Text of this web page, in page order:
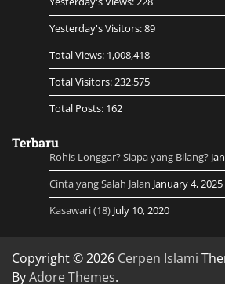
Yesterday's Visitors:89
Total Views: 1,008,418
Total Visitors:232,575
Total Posts: 162
Terbaru
Rohis Longgar? Siapa yang Bilang?
Cinta yang Salah Jalan January 4, 2025
Kasawari (18) July 10, 2020
Copyright © 2026 Cerpen Islami
ByAdore Themes.